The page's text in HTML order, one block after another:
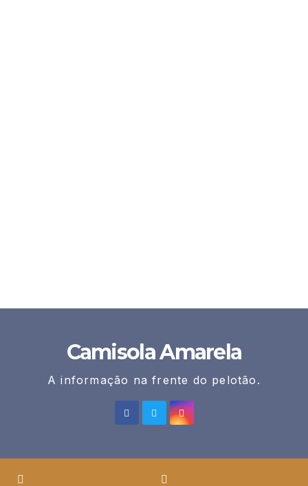
Camisola Amarela
A informação na frente do pelotão.